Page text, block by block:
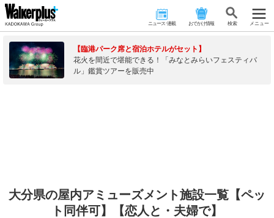
ニュース･連載 おでかけ情報 検 索 メニュー
【臨港パーク席と宿泊ホテルがセット】
花火を間近で堪能できる！「みなとみらいフェスティバ
ル」鑑賞ツアーを販売中
大分県の屋内アミューズメント施設一覧【ペッ
ト同伴可】【恋人と・夫婦で】